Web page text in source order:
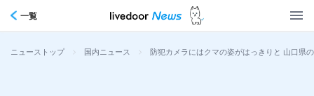
一覧
ニューストップ > 国内ニュース > 防犯カメラにはクマの姿がはっきりと 山口県